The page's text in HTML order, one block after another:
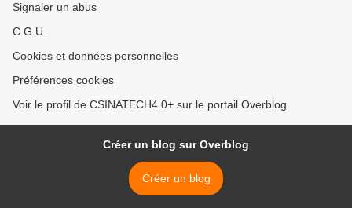
Signaler un abus
C.G.U.
Cookies et données personnelles
Préférences cookies
Voir le profil de CSINATECH4.0+ sur le portail Overblog
Créer un blog sur Overblog
Créer un blog